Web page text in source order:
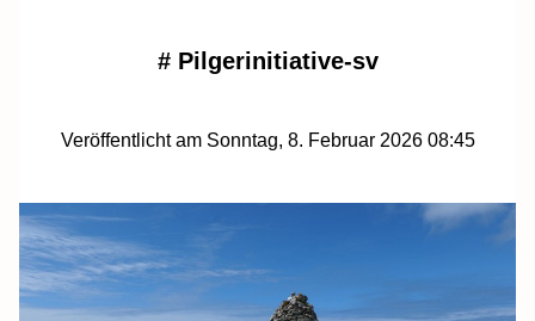
# Pilgerinitiative-sv
Veröffentlicht am Sonntag, 8. Februar 2026 08:45